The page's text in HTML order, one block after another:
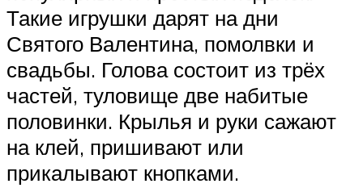
Такие игрушки дарят на дни
Святого Валентина, помолвки и
свадьбы. Голова состоит из трёх
частей, туловище две набитые
половинки. Крылья и руки сажают
на клей, пришивают или
прикалывают кнопками.